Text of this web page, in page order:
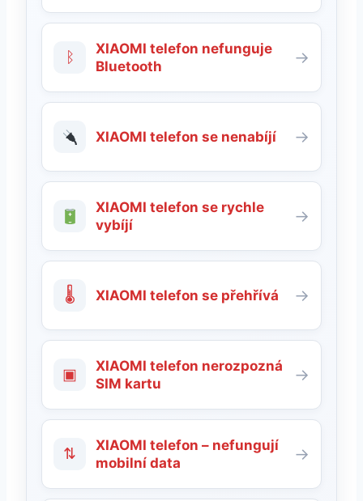
ᛒ
XIAOMI telefon nefunguje
Bluetooth
→
XIAOMI telefon se nenabíjí →
XIAOMI telefon se rychle
vybíjí
→
🌡 XIAOMI telefon se přehřívá →
▣
XIAOMI telefon nerozpozná
SIM kartu
→
⇅
XIAOMI telefon – nefungují
mobilní data
→